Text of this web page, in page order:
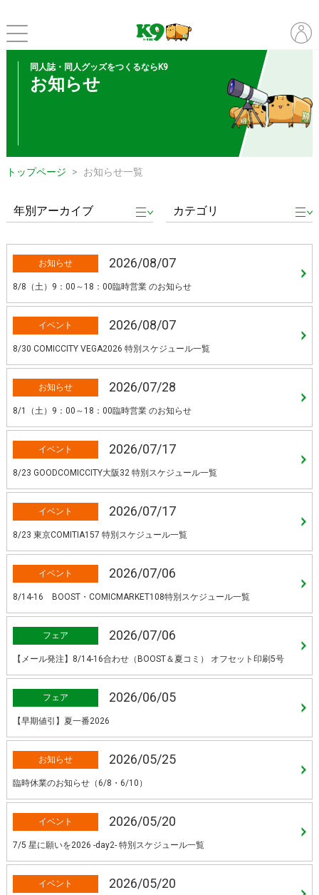
同人誌・同人グッズをつくるならK9
お知らせ
トップページ お知らせ一覧
お知らせ 2026/08/07
8/8（土）9：00～18：00臨時営業 のお知らせ
イベント 2026/08/07
8/30 COMICCITY VEGA2026 特別スケジュール一覧
お知らせ 2026/07/28
8/1（土）9：00～18：00臨時営業 のお知らせ
イベント 2026/07/17
8/23 GOODCOMICCITY大阪32 特別スケジュール一覧
イベント 2026/07/17
8/23 東京COMITIA157 特別スケジュール一覧
イベント 2026/07/06
8/14-16 BOOST・COMICMARKET108特別スケジュール一覧
フェア 2026/07/06
【メール発注】8/14-16合わせ（BOOST＆夏コミ） オフセット印刷5号
フェア 2026/06/05
【早期値引】夏一番2026
お知らせ 2026/05/25
臨時休業のお知らせ（6/8・6/10）
イベント 2026/05/20
7/5 星に願いを2026 -day2- 特別スケジュール一覧
イベント 2026/05/20